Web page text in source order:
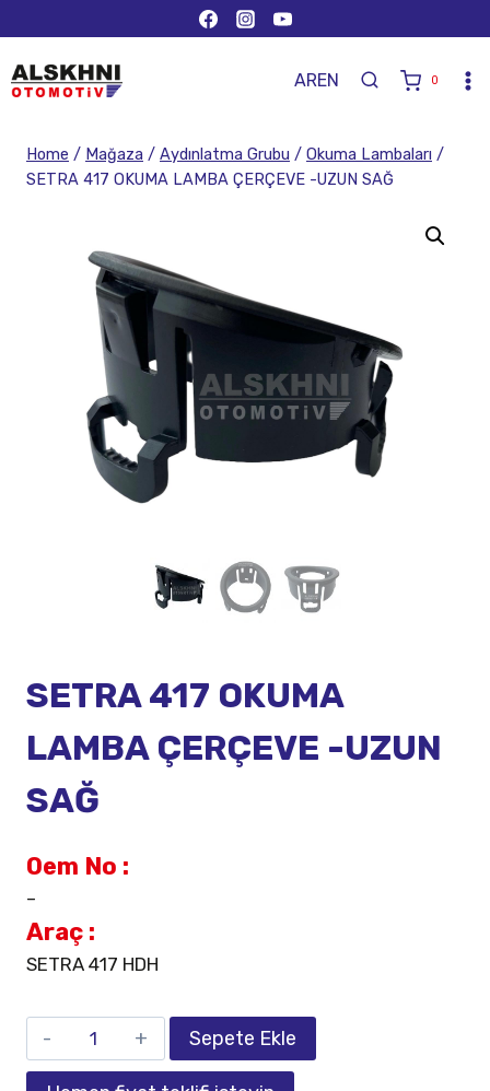
AREN 0
Home / Mağaza / Aydınlatma Grubu / Okuma Lambaları /
SETRA 417 OKUMA LAMBA ÇERÇEVE -UZUN SAĞ
SETRA 417 OKUMA
LAMBA ÇERÇEVE -UZUN
SAĞ
Oem No :
–
Araç :
SETRA 417 HDH
Sepete Ekle